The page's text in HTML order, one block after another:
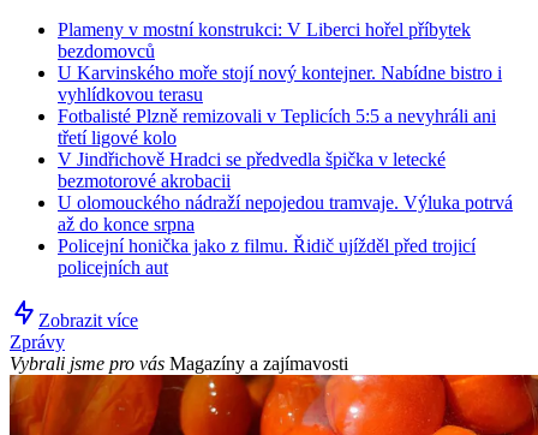
Plameny v mostní konstrukci: V Liberci hořel příbytek
bezdomovců
U Karvinského moře stojí nový kontejner. Nabídne bistro i
vyhlídkovou terasu
Fotbalisté Plzně remizovali v Teplicích 5:5 a nevyhráli ani
třetí ligové kolo
V Jindřichově Hradci se předvedla špička v letecké
bezmotorové akrobacii
U olomouckého nádraží nepojedou tramvaje. Výluka potrvá
až do konce srpna
Policejní honička jako z filmu. Řidič ujížděl před trojicí
policejních aut
Zobrazit více
Zprávy
Vybrali jsme pro vás Magazíny a zajímavosti